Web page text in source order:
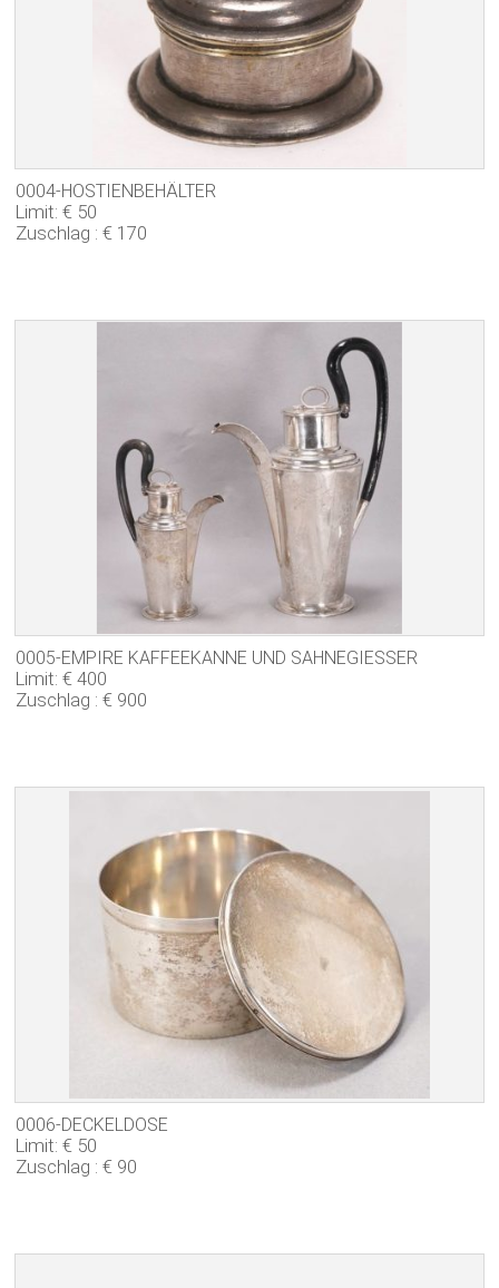
0004-HOSTIENBEHÄLTER
Limit: € 50
Zuschlag : € 170
0005-EMPIRE KAFFEEKANNE UND SAHNEGIESSER
Limit: € 400
Zuschlag : € 900
0006-DECKELDOSE
Limit: € 50
Zuschlag : € 90